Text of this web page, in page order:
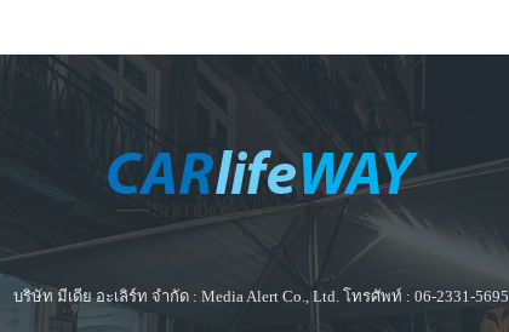
บริษัท มีเดีย อะเลิร์ท จำกัด : Media Alert Co., Ltd. โทรศัพท์ : 06-2331-5695